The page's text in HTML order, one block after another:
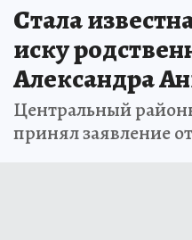
Стала
иску
Александра
Центральный
принял заявление